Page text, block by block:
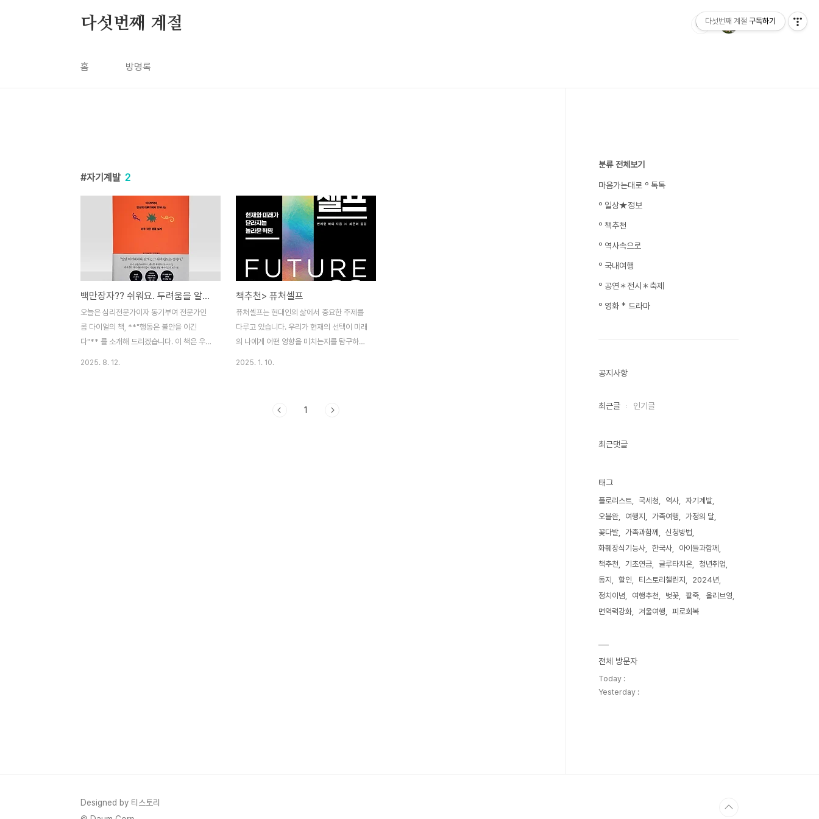
다섯번째 계절
홈 방명록
자기계발 2
백만장자?? 쉬워요. 두려움을 알게되면~
오늘은 심리전문가이자 동기부여 전문가인
롭 다이얼의 책, **"행동은 불안을 이긴
다"** 를 소개해 드리겠습니다. 이 책은 우리
2025. 8. 12.
책추천> 퓨처셀프
퓨처셀프는 현대인의 삶에서 중요한 주제를
다루고 있습니다. 우리가 현재의 선택이 미래
의 나에게 어떤 영향을 미치는지를 탐구하는
니다. 그의 전문성은 여러 기업에서의 경험과
2025. 1. 10.
1
분류 전체보기
마음가는대로 º 톡톡
º 일상★정보
º 책추천
º 역사속으로
º 국내여행
º 공연＊전시＊축제
º 영화 * 드라마
공지사항
최근글 인기글
최근댓글
태그
플로리스트 국세청 역사
자기계발
오블완
여행지 가족여행
가정의 달
꽃다발
가족과함께
신청방법
화훼장식기능사
한국사
아이들과함께
책추천
기초연금 글루타치온
청년취업
동지
할인 티스토리챌린지
2024년
정치이념
여행추천 벚꽃 팥죽
올리브영
면역력강화
겨울여행 피로회복
전체 방문자
Today :
Yesterday :
Designed by 티스토리
다섯번째 계절 구독하기